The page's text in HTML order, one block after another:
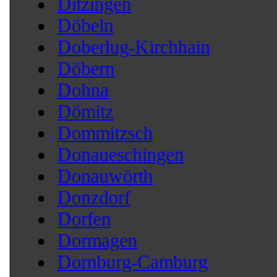
Ditzingen
Döbeln
Doberlug-Kirchhain
Döbern
Dohna
Dömitz
Dommitzsch
Donaueschingen
Donauwörth
Donzdorf
Dorfen
Dormagen
Dornburg-Camburg